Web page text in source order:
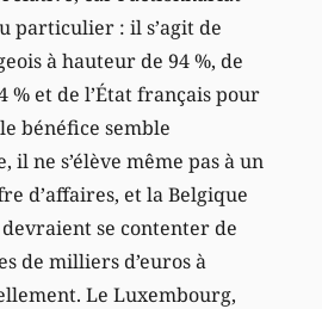
particulier : il s’agit de
à hauteur de 94 %, de
% et de l’État français pour
bénéfice semble
il ne s’élève même pas à un
d’affaires, et la Belgique
se contenter de
de milliers d’euros à
Le Luxembourg,